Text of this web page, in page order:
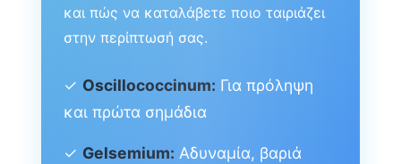
και πώς να καταλάβετε ποιο ταιριάζει
στην περίπτωσή σας.
✓ Oscillococcinum: Για πρόληψη
και πρώτα σημάδια
✓ Gelsemium: Αδυναμία, βαριά